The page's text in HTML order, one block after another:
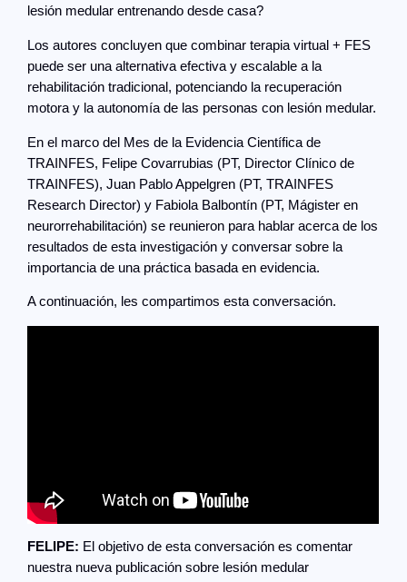
lesión medular entrenando desde casa?
Los autores concluyen que combinar terapia virtual + FES
puede ser una alternativa efectiva y escalable a la
rehabilitación tradicional, potenciando la recuperación
motora y la autonomía de las personas con lesión medular.
En el marco del Mes de la Evidencia Científica de
TRAINFES, Felipe Covarrubias (PT, Director Clínico de
TRAINFES), Juan Pablo Appelgren (PT, TRAINFES
Research Director) y Fabiola Balbontín (PT, Mágister en
neurorrehabilitación) se reunieron para hablar acerca de los
resultados de esta investigación y conversar sobre la
importancia de una práctica basada en evidencia.
A continuación, les compartimos esta conversación.
FELIPE: El objetivo de esta conversación es comentar
nuestra nueva publicación sobre lesión medular